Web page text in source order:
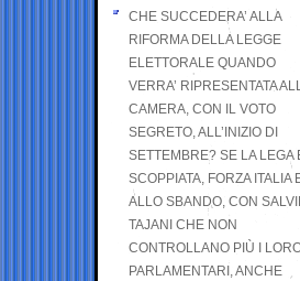
CHE SUCCEDERA’ ALLA
RIFORMA DELLA LEGGE
ELETTORALE QUANDO
VERRA’ RIPRESENTATA
CAMERA, CON IL VOTO
SEGRETO, ALL’INIZIO DI
SETTEMBRE? SE LA LEGA
SCOPPIATA, FORZA ITALIA
ALLO SBANDO, CON
TAJANI CHE NON
CONTROLLANO PIÙ I
PARLAMENTARI, ANCHE